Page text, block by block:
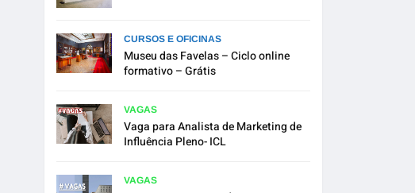
CURSOS E OFICINAS
Museu das Favelas – Ciclo online
formativo – Grátis
VAGAS
Vaga para Analista de Marketing de
Influência Pleno- ICL
VAGAS